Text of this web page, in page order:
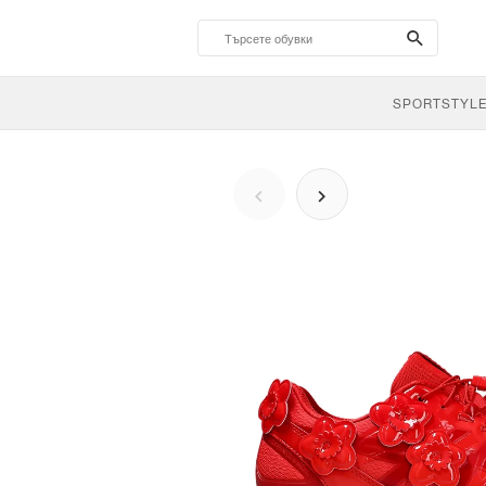
search-
btn
SPORTSTYLE